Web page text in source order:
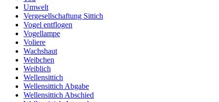
Umwelt
Vergesellschaftung Sittich
Vogel entflogen
Vogellampe
Voliere
Wachshaut
Weibchen
Weiblich
Wellensittich
Wellensittich Abgabe
Wellensittich Abschied